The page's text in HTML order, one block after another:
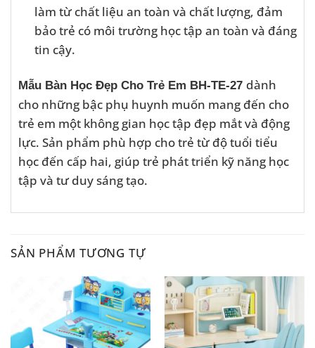
làm từ chất liệu an toàn và chất lượng, đảm
bảo trẻ có môi trường học tập an toàn và đáng
tin cậy.
Mẫu Bàn Học Đẹp Cho Trẻ Em BH-TE-27 dành
cho những bậc phụ huynh muốn mang đến cho
trẻ em một không gian học tập đẹp mắt và động
lực. Sản phẩm phù hợp cho trẻ từ độ tuổi tiểu
học đến cấp hai, giúp trẻ phát triển kỹ năng học
tập và tư duy sáng tạo.
SẢN PHẨM TƯƠNG TỰ